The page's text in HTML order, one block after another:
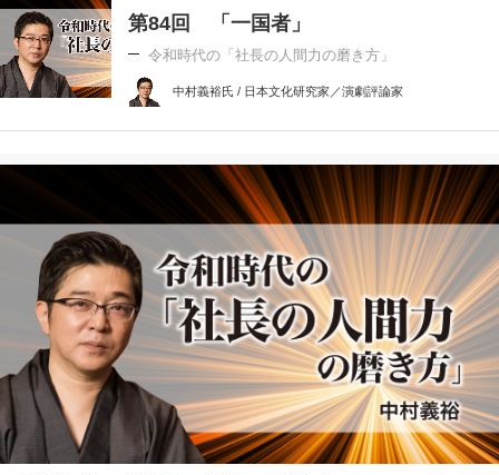
第84回 「一国者」
令和時代の「社長の人間力の磨き方」
中村義裕氏 / 日本文化研究家／演劇評論家